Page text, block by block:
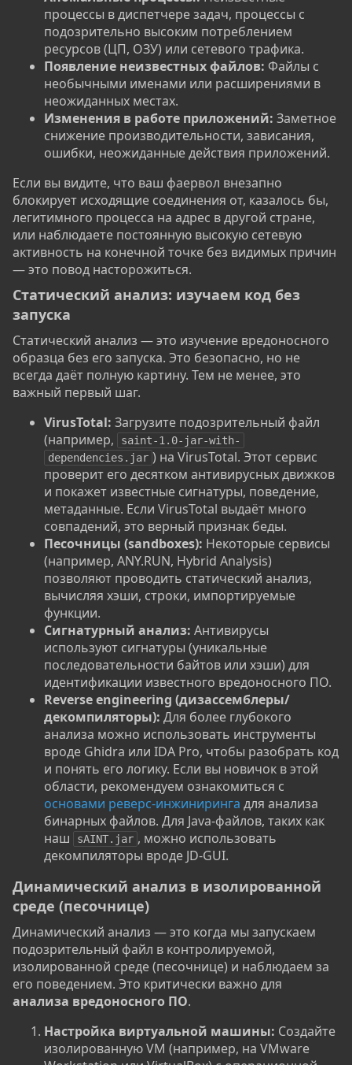
процессы в диспетчере задач, процессы с
подозрительно высоким потреблением
ресурсов (ЦП, ОЗУ) или сетевого трафика.
Появление неизвестных файлов: Файлы с
необычными именами или расширениями в
неожиданных местах.
Изменения в работе приложений: Заметное
снижение производительности, зависания,
ошибки, неожиданные действия приложений.
Если вы видите, что ваш фаервол внезапно
блокирует исходящие соединения от, казалось бы,
легитимного процесса на адрес в другой стране,
или наблюдаете постоянную высокую сетевую
активность на конечной точке без видимых причин
— это повод насторожиться.
Статический анализ: изучаем код без
запуска​
Статический анализ — это изучение вредоносного
образца без его запуска. Это безопасно, но не
всегда даёт полную картину. Тем не менее, это
важный первый шаг.
VirusTotal: Загрузите подозрительный файл
(например,
saint-1.0-jar-with-
dependencies.jar ) на VirusTotal. Этот сервис
проверит его десятком антивирусных движков
и покажет известные сигнатуры, поведение,
метаданные. Если VirusTotal выдаёт много
совпадений, это верный признак беды.
Песочницы (sandboxes): Некоторые сервисы
(например, ANY.RUN, Hybrid Analysis)
позволяют проводить статический анализ,
вычисляя хэши, строки, импортируемые
функции.
Сигнатурный анализ: Антивирусы
используют сигнатуры (уникальные
последовательности байтов или хэши) для
идентификации известного вредоносного ПО.
Reverse engineering (дизассемблеры/
декомпиляторы): Для более глубокого
анализа можно использовать инструменты
вроде Ghidra или IDA Pro, чтобы разобрать код
и понять его логику. Если вы новичок в этой
области, рекомендуем ознакомиться с
основами реверс-инжиниринга для анализа
бинарных файлов. Для Java-файлов, таких как
наш
sAINT.jar , можно использовать
декомпиляторы вроде JD-GUI.
Динамический анализ в изолированной
среде (песочнице)​
Динамический анализ — это когда мы запускаем
подозрительный файл в контролируемой,
изолированной среде (песочнице) и наблюдаем за
его поведением. Это критически важно для
анализа вредоносного ПО.
Настройка виртуальной машины: Создайте
изолированную VM (например, на VMware